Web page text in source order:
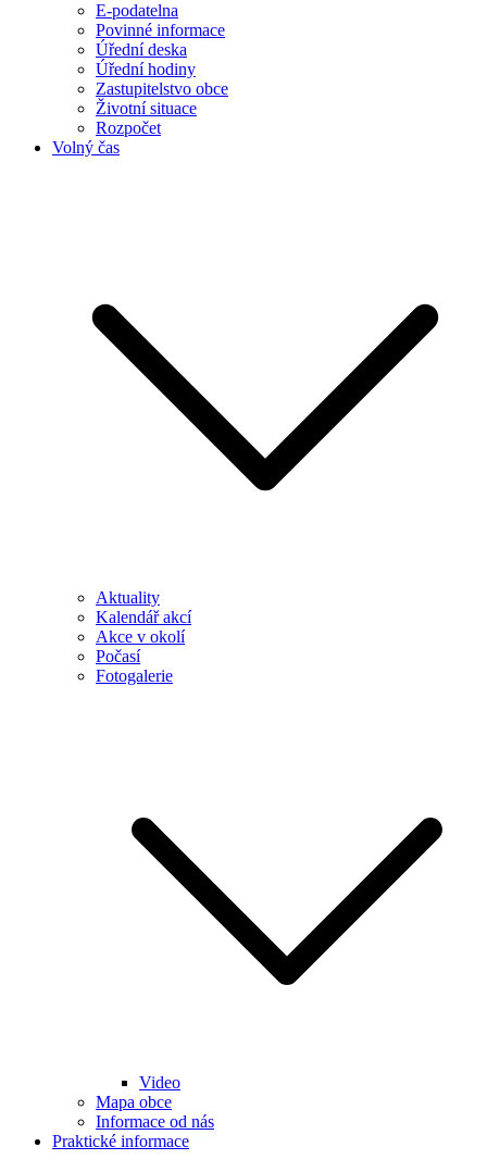
E-podatelna
Povinné informace
Úřední deska
Úřední hodiny
Zastupitelstvo obce
Životní situace
Rozpočet
Volný čas
Aktuality
Kalendář akcí
Akce v okolí
Počasí
Fotogalerie
Video
Mapa obce
Informace od nás
Praktické informace